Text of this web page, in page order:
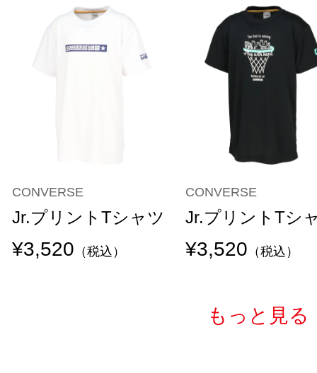
CONVERSE
Jr.プリントTシャツ
¥3,520 （税込）
CONVERSE
Jr.プリントTシ
¥3,520 （税込）
もっと見る